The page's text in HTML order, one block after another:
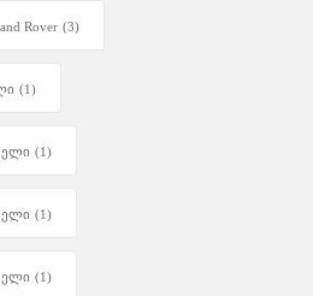
Rover (3)
(1)
(1)
(1)
(1)